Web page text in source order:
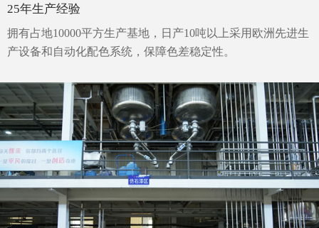
25年生产经验
拥有占地10000平方生产基地， 日产10吨以上采用欧洲先进生
产设备和自动化配色系统， 保障色差稳定性。